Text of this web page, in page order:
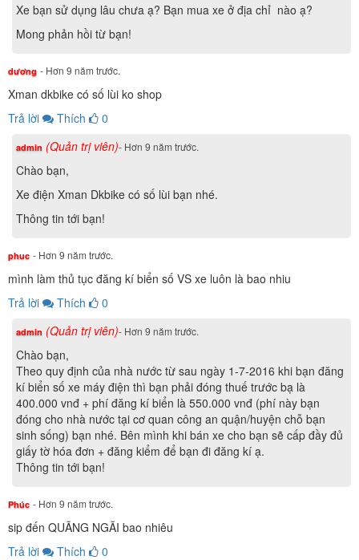
Xe bạn sử dụng lâu chưa ạ? Bạn mua xe ở địa chỉ nào ạ?
Mong phản hồi từ bạn!
dương - Hơn 9 năm trước.
Xman dkbike có số lùi ko shop
Trả lời
Thích 0
admin (Quản trị viên)- Hơn 9 năm trước.
Chào bạn,
Xe điện Xman Dkbike có số lùi bạn nhé.
Thông tin tới bạn!
phuc - Hơn 9 năm trước.
mình làm thủ tục đăng kí biển số VS xe luôn là bao nhiu
Trả lời
Thích 0
admin (Quản trị viên)- Hơn 9 năm trước.
Chào bạn,
Theo quy định của nhà nước từ sau ngày 1-7-2016 khi bạn đăng
kí biển số xe máy điện thì bạn phải đóng thuế trước bạ là
400.000 vnđ + phí đăng kí biển là 550.000 vnđ (phí này bạn
đóng cho nhà nước tại cơ quan công an quận/huyện chỗ bạn
sinh sống) bạn nhé. Bên mình khi bán xe cho bạn sẽ cấp đầy đủ
giấy tờ hóa đơn + đăng kiểm để bạn đi đăng kí ạ.
Thông tin tới bạn!
Phúc - Hơn 9 năm trước.
sip đến QUÃNG NGÃI bao nhiêu
Trả lời
Thích 0